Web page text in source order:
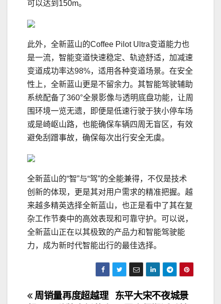
可以达到150m。
此外，全新蓝山的Coffee Pilot Ultra变道能力也
是一流，智能变道快速稳定、轨迹舒适，加减速
变道成功率达98%，适用各种变道场景。在安全
性上，全新蓝山更是不留余力。其智能驾驶辅助
系统配备了360°全景影像与透明底盘功能，让周
围环境一览无遗，即便是低速行驶于狭小停车场
或是崎岖山路，也能确保车辆四周无盲区，有效
避免刮蹭事故，确保每次出行安全无虞。
全新蓝山的“智”与“驾”的全能兼得，不仅是技术
创新的体现，更是其对用户需求的精准把握。越
来越多精英选择全新蓝山，也正是看中了其在复
杂工作节奏中的高效表现和可靠守护。可以说，
全新蓝山正在以其极致的产品力和智能驾驶能
力，成为新时代智能出行的最佳选择。
文
东平大宋不夜城景
周销量再度超越理